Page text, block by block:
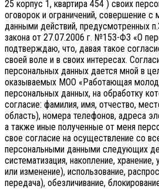
25 корпус 1, квартира 454 ) своих
оговорок и ограничений, совершение
данными действий, предусмотренных
закона от 27.07.2006 г. №153-ФЗ «О
подтверждаю, что, давая такое
своей воле и в своих интересах.
персональных данных дается мной в
оказываемых МОО «Работающая
персональных данных, на обработку
согласие: фамилия, имя, отчество,
область), номера телефонов, адреса
а также иные полученные от меня
свое согласие на осуществление со
персональными данными следующих
систематизация, накопление, хранение,
или изменение), использование,
передача), обезличивание,